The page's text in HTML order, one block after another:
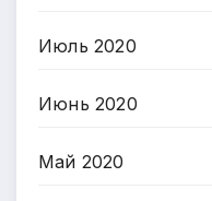
Июль 2020
Июнь 2020
Май 2020